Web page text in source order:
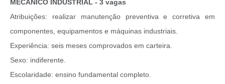
MECÂNICO INDUSTRIAL - 3 vagas
Atribuições: realizar manutenção preventiva e corretiva em
componentes, equipamentos e máquinas industriais.
Experiência: seis meses comprovados em carteira.
Sexo: indiferente.
Escolaridade: ensino fundamental completo.